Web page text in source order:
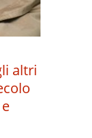
altri